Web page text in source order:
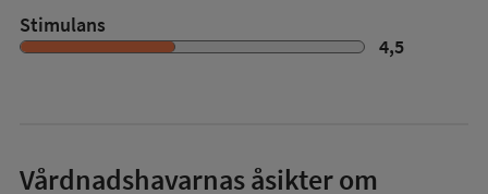
Stimulans
4,5
Vårdnadshavarnas åsikter om